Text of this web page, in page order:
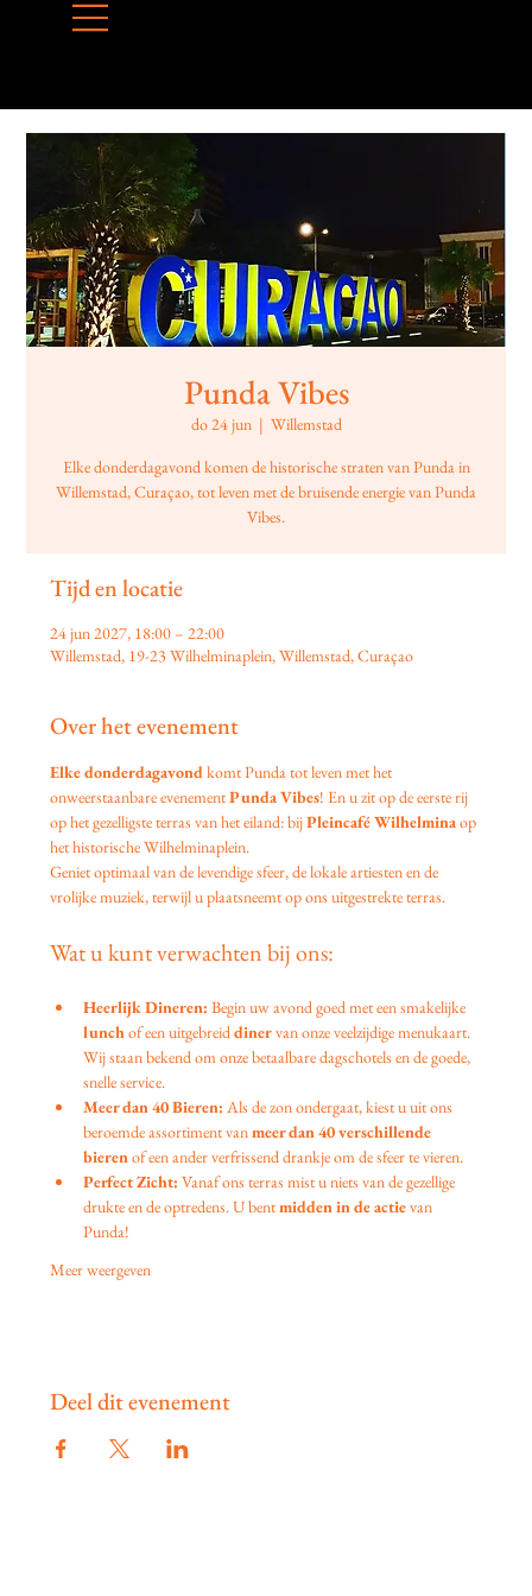
Punda Vibes
do 24 jun
  |
Willemstad
Elke donderdagavond komen de historische straten van Punda in
Willemstad, Curaçao, tot leven met de bruisende energie van Punda
Vibes.
Tijd en locatie
24 jun 2027, 18:00 – 22:00
Willemstad, 19-23 Wilhelminaplein, Willemstad, Curaçao
Over het evenement
Elke donderdagavond komt Punda tot leven met het
onweerstaanbare evenement Punda Vibes! En u zit op de eerste rij
op het gezelligste terras van het eiland: bij Pleincafé Wilhelmina op
het historische Wilhelminaplein.
Geniet optimaal van de levendige sfeer, de lokale artiesten en de
vrolijke muziek, terwijl u plaatsneemt op ons uitgestrekte terras.
Wat u kunt verwachten bij ons:
Heerlijk Dineren: Begin uw avond goed met een smakelijke
lunch of een uitgebreid diner van onze veelzijdige menukaart.
Wij staan bekend om onze betaalbare dagschotels en de goede,
snelle service.
Meer dan 40 Bieren: Als de zon ondergaat, kiest u uit ons
beroemde assortiment van meer dan 40 verschillende
bieren of een ander verfrissend drankje om de sfeer te vieren.
Perfect Zicht: Vanaf ons terras mist u niets van de gezellige
drukte en de optredens. U bent midden in de actie van
Punda!
Meer weergeven
Deel dit evenement